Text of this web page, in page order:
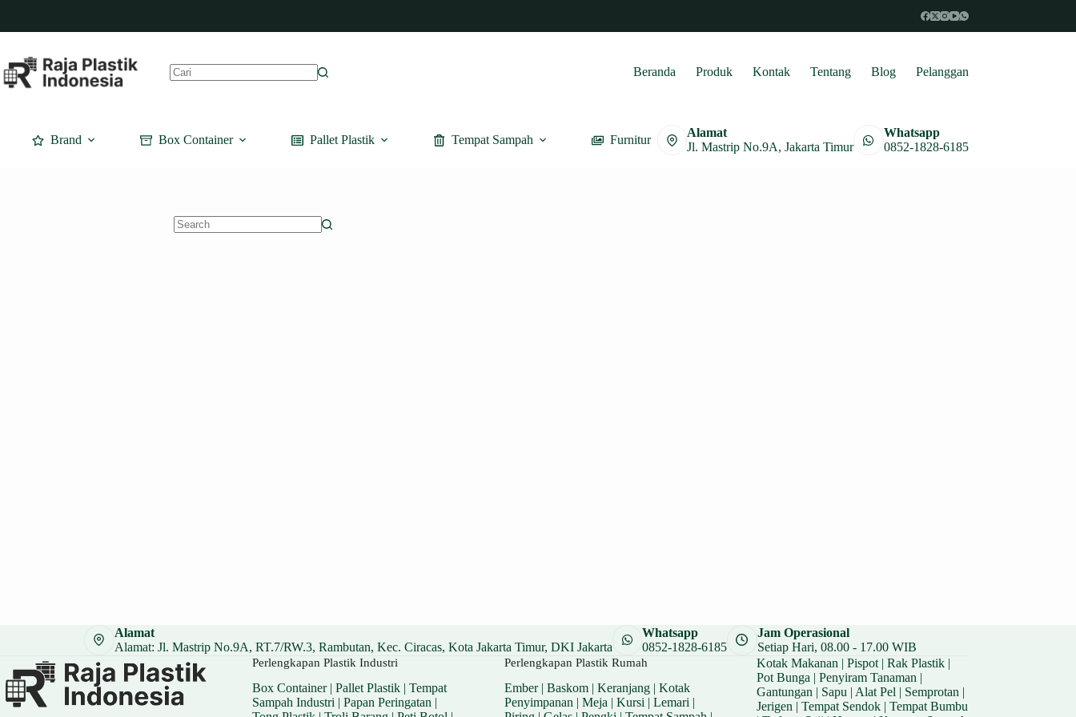
content
Beranda Produk Kontak Tentang Blog Pelanggan
Brand Box Container Pallet Plastik Tempat Sampah Furnitur
Alamat
Jl. Mastrip No.9A, Jakarta Timur
Whatsapp
0852-1828-6185
Alamat
Alamat: Jl. Mastrip No.9A, RT.7/RW.3, Rambutan, Kec. Ciracas, Kota Jakarta Timur, DKI Jakarta
Whatsapp
0852-1828-6185
Jam Operasional
Setiap Hari, 08.00 - 17.00 WIB
Perlengkapan Plastik Industri
Box Container| Pallet Plastik| Tempat
Sampah Industri | Papan Peringatan |
Perlengkapan Plastik Rumah
Ember| Baskom| Keranjang| Kotak
Penyimpanan | Meja | Kursi | Lemari |
Kotak Makanan | Pispot| Rak Plastik|
Pot Bunga | Penyiram Tanaman |
Gantungan | Sapu | Alat Pel | Semprotan |
Jerigen | Tempat Sendok| Tempat Bumbu